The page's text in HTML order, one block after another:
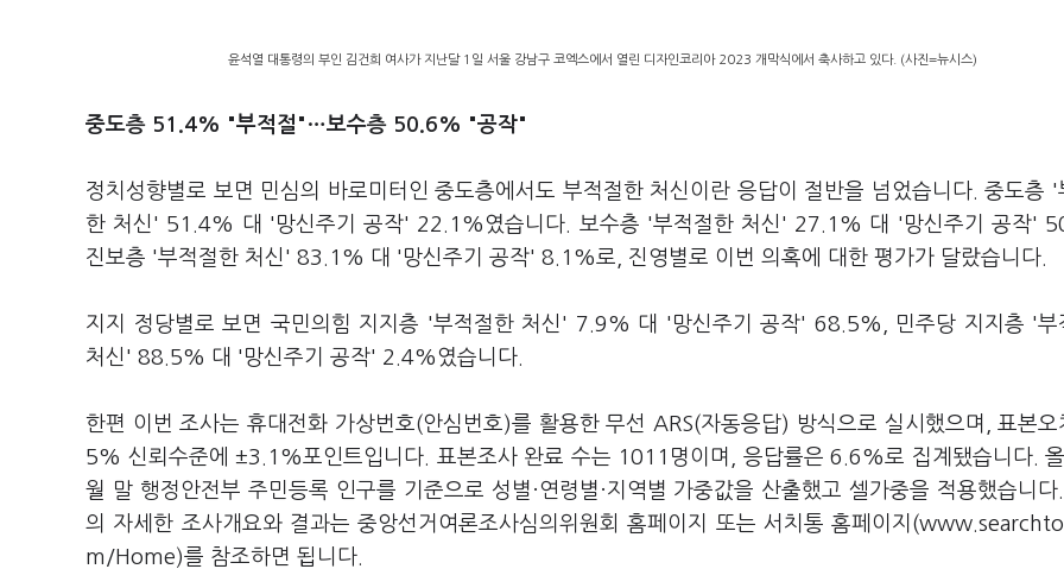
윤석열 대통령의 부인 김건희 여사가 지난달 1일 서울 강남구 코엑스에서 열린 디자인코리아 2023 개막식에서 축사하고 있다. (사진=뉴시스)
중도층 51.4% "부적절"…보수층 50.6% "공작"
정치성향별로 보면 민심의 바로미터인 중도층에서도 부적절한 처신이란 응답이 절반을 넘었습니다. 중도층 '
한 처신' 51.4% 대 '망신주기 공작' 22.1%였습니다. 보수층 '부적절한 처신' 27.1% 대 '망신주기 공작'
진보층 '부적절한 처신' 83.1% 대 '망신주기 공작' 8.1%로, 진영별로 이번 의혹에 대한 평가가 달랐습니다.
지지 정당별로 보면 국민의힘 지지층 '부적절한 처신' 7.9% 대 '망신주기 공작' 68.5%, 민주당 지지층 '부
처신' 88.5% 대 '망신주기 공작' 2.4%였습니다.
한편 이번 조사는 휴대전화 가상번호(안심번호)를 활용한 무선 ARS(자동응답) 방식으로 실시했으며, 표본
5% 신뢰수준에 ±3.1%포인트입니다. 표본조사 완료 수는 1011명이며, 응답률은 6.6%로 집계됐습니다.
월 말 행정안전부 주민등록 인구를 기준으로 성별·연령별·지역별 가중값을 산출했고 셀가중을 적용했습니
의 자세한 조사개요와 결과는 중앙선거여론조사심의위원회 홈페이지 또는 서치통 홈페이지
m/Home)를 참조하면 됩니다.